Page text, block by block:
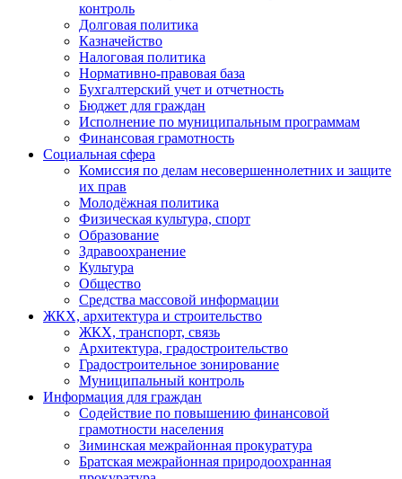
контроль
Долговая политика
Казначейство
Налоговая политика
Нормативно-правовая база
Бухгалтерский учет и отчетность
Бюджет для граждан
Исполнение по муниципальным программам
Финансовая грамотность
Социальная сфера
Комиссия по делам несовершеннолетних и защите
их прав
Молодёжная политика
Физическая культура, спорт
Образование
Здравоохранение
Культура
Общество
Средства массовой информации
ЖКХ, архитектура и строительство
ЖКХ, транспорт, связь
Архитектура, градостроительство
Градостроительное зонирование
Муниципальный контроль
Информация для граждан
Содействие по повышению финансовой
грамотности населения
Зиминская межрайонная прокуратура
Братская межрайонная природоохранная